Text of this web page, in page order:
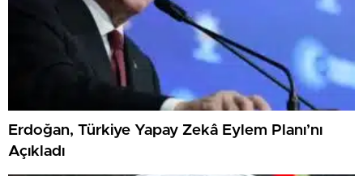
Erdoğan, Türkiye Yapay Zekâ Eylem Planı’nı
Açıkladı